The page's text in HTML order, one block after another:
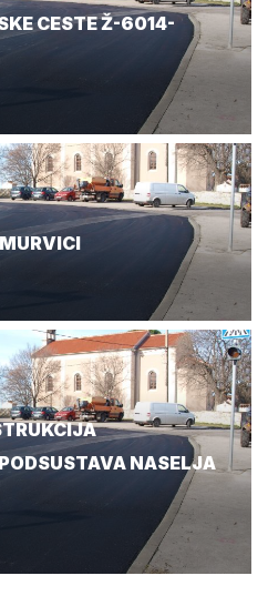
CESTE Ž-6014-
NASELJA